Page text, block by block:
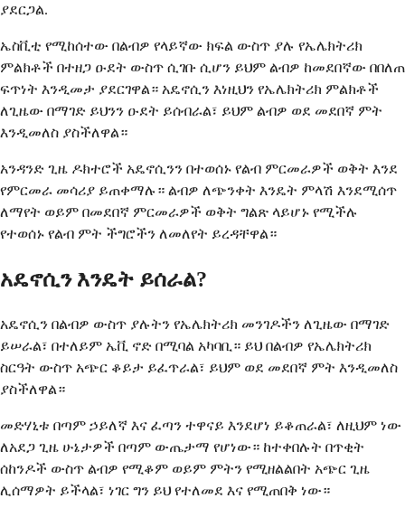
ያደርጋል.
ኤስቪቲ የሚከሰተው በልብዎ የላይኛው ክፍል ውስጥ ያሉ የኤሌክትሪክ
ምልክቶች በተዘጋ ዑደት ውስጥ ሲገቡ ሲሆን ይህም ልብዎ ከመደበኛው በበለጠ
ፍጥነት እንዲመታ ያደርገዋል። አዴኖሲን እነዚህን የኤሌክትሪክ ምልክቶች
ለጊዜው በማገድ ይህንን ዑደት ይሰብራል፣ ይህም ልብዎ ወደ መደበኛ ምት
እንዲመለስ ያስችለዋል።
አንዳንድ ጊዜ ዶክተሮች አዴኖሲንን በተወሰኑ የልብ ምርመራዎች ወቅት እንደ
የምርመራ መሳሪያ ይጠቀማሉ። ልብዎ ለጭንቀት እንዴት ምላሽ እንደሚሰጥ
ለማየት ወይም በመደበኛ ምርመራዎች ወቅት ግልጽ ላይሆኑ የሚችሉ
የተወሰኑ የልብ ምት ችግሮችን ለመለየት ይረዳቸዋል።
አዴኖሲን እንዴት ይሰራል?
አዴኖሲን በልብዎ ውስጥ ያሉትን የኤሌክትሪክ መንገዶችን ለጊዜው በማገድ
ይሠራል፣ በተለይም ኤቪ ኖድ በሚባል አካባቢ። ይህ በልብዎ የኤሌክትሪክ
ስርዓት ውስጥ አጭር ቆይታ ይፈጥራል፣ ይህም ወደ መደበኛ ምት እንዲመለስ
ያስችለዋል።
መድሃኒቱ በጣም ኃይለኛ እና ፈጣን ተዋናይ እንደሆነ ይቆጠራል፣ ለዚህም ነው
ለአደጋ ጊዜ ሁኔታዎች በጣም ውጤታማ የሆነው። ከተቀበሉት በጥቂት
ሰከንዶች ውስጥ ልብዎ የሚቆም ወይም ምትን የሚዘልልበት አጭር ጊዜ
ሊሰማዎት ይችላል፣ ነገር ግን ይህ የተለመደ እና የሚጠበቅ ነው።